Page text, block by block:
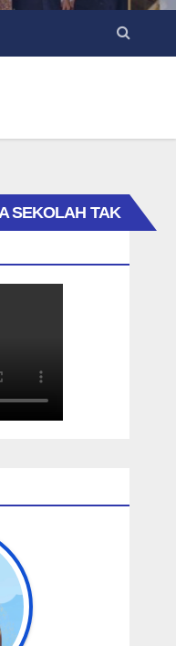
SEKOLAH TAK